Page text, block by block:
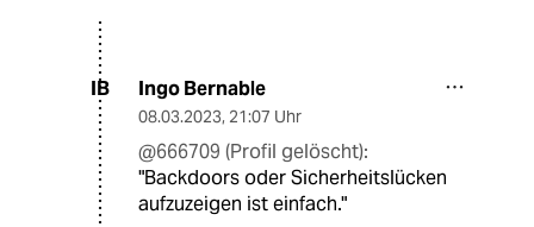
IB Ingo Bernable
08.03.2023, 21:07 Uhr
@666709 (Profil gelöscht):
"Backdoors oder Sicherheitslücken
aufzuzeigen ist einfach."